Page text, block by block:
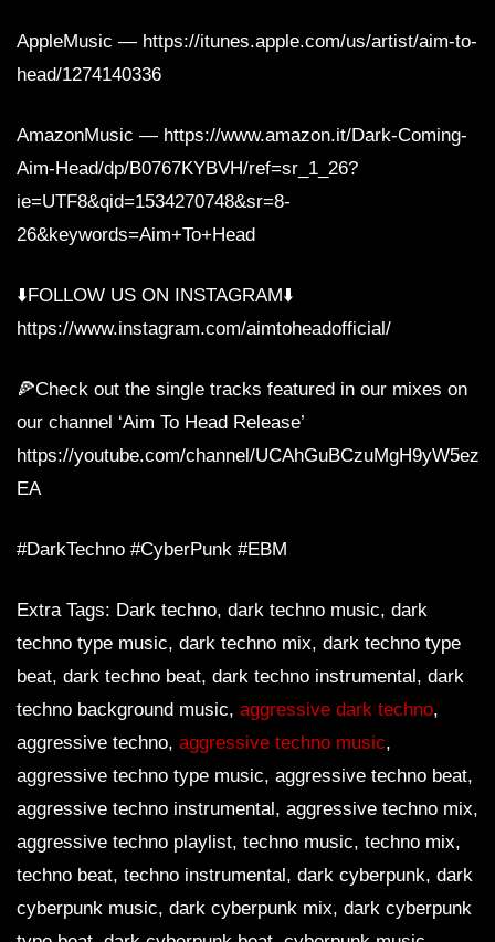
AppleMusic — https://itunes.apple.com/us/artist/aim-to-
head/1274140336
AmazonMusic — https://www.amazon.it/Dark-Coming-
Aim-Head/dp/B0767KYBVH/ref=sr_1_26?
ie=UTF8&qid=1534270748&sr=8-
26&keywords=Aim+To+Head
⬇️FOLLOW US ON INSTAGRAM⬇️
https://www.instagram.com/aimtoheadofficial/
🍕Check out the single tracks featured in our mixes on
our channel ‘Aim To Head Release’
https://youtube.com/channel/
EA
#DarkTechno #CyberPunk #EBM
Extra Tags: Dark techno, dark techno music, dark
techno type music, dark techno mix, dark techno type
beat, dark techno beat, dark techno instrumental, dark
techno background music, aggressive dark techno,
aggressive techno, aggressive techno music,
aggressive techno type music, aggressive techno beat,
aggressive techno instrumental, aggressive techno mix,
aggressive techno playlist, techno music, techno mix,
techno beat, techno instrumental, dark cyberpunk, dark
cyberpunk music, dark cyberpunk mix, dark cyberpunk